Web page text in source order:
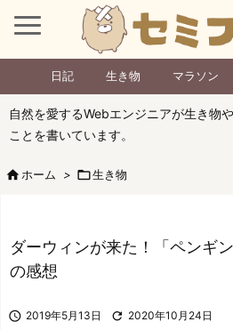
日記 生き物 マラソン
自然を愛するWebエンジニアが生き物
ことを書いています。
ホーム > 生き物
ダーウィンが来た！「ペンギ
の感想
 2019年5月13日  2020年10月24日